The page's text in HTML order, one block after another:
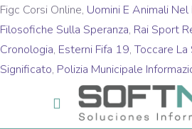
Figc Corsi Online, Uomini E Animali
Filosofiche Sulla Speranza, Rai Sport
Cronologia, Esterni Fifa 19,Toccare La
Significato, Polizia Municipale